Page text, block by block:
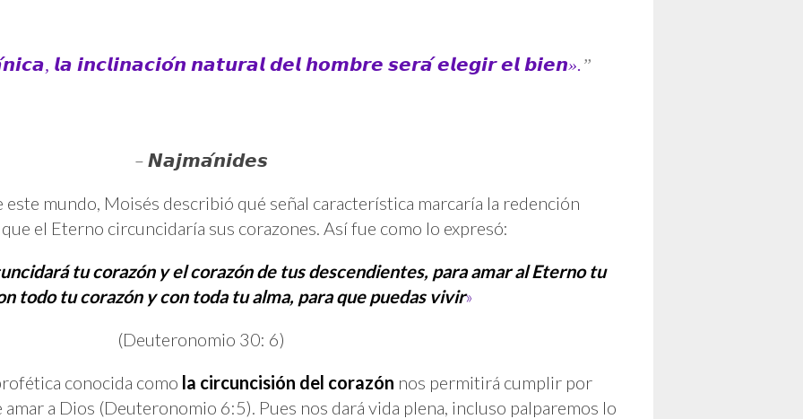
𝙡𝙖 𝙞𝙣𝙘𝙡𝙞𝙣𝙖𝙘𝙞𝙤́𝙣 𝙣𝙖𝙩𝙪𝙧𝙖𝙡 𝙙𝙚𝙡 𝙝𝙤𝙢𝙗𝙧𝙚 𝙨𝙚𝙧𝙖́ 𝙚𝙡𝙚𝙜𝙞𝙧 𝙚𝙡 𝙗𝙞𝙚𝙣».
– 𝙉𝙖𝙟𝙢𝙖́𝙣𝙞𝙙𝙚𝙨
mundo, Moisés describió qué señal característica marcaría la redención
el Eterno circuncidaría sus corazones. Así fue como lo expresó:
tu corazón y el corazón de tus descendientes, para amar al Eterno tu
todo tu corazón y con toda tu alma, para que puedas vivir»
(Deuteronomio 30: 6)
conocida como la circuncisión del corazón nos permitirá cumplir por
a Dios (Deuteronomio 6:5). Pues nos dará vida plena, incluso palparemos lo